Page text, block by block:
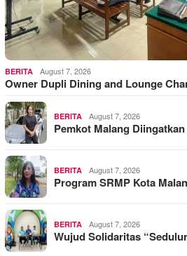
BERITA August 7, 2026
Owner Dupli Dining and Lounge
BERITA August 7, 2026
Pemkot Malang
BERITA August 7, 2026
Program SRMP Kota
BERITA August 7, 2026
Wujud Solidaritas